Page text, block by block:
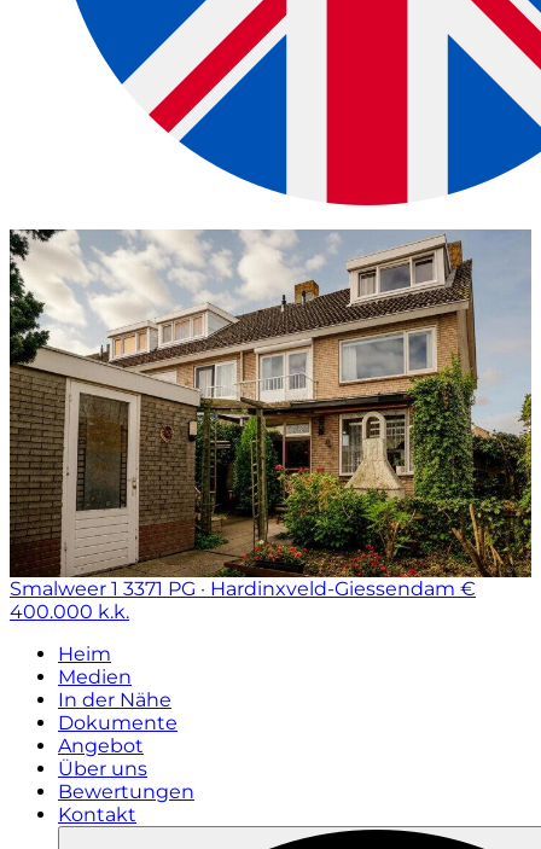
Smalweer 1 3371 PG · Hardinxveld-Giessendam €
400.000 k.k.
Heim
Medien
In der Nähe
Dokumente
Angebot
Über uns
Bewertungen
Kontakt